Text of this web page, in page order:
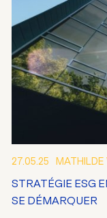
27.05.25 MATHILDE
STRATÉGIE ESG
SE DÉMARQUER